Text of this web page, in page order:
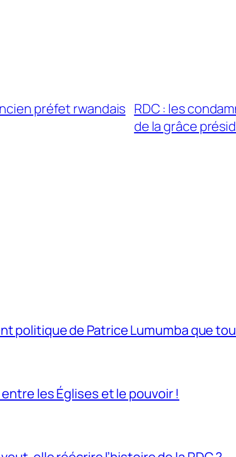
préfet rwandais RDC : les
de la grâce
politique de Patrice Lumumba que
les Églises et le pouvoir !